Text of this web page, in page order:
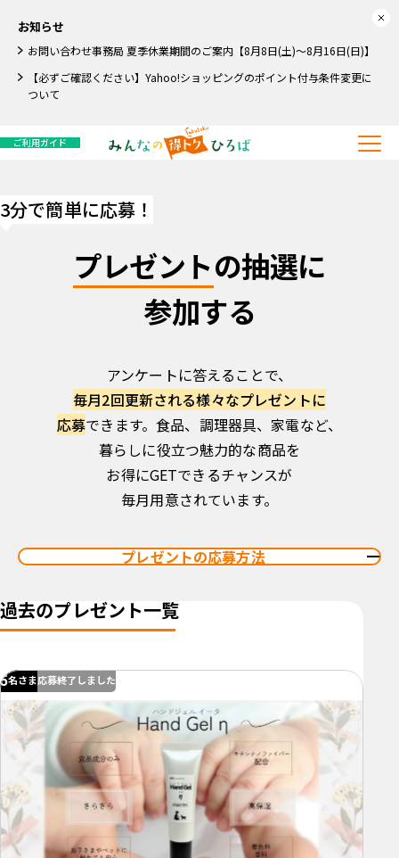
お知らせ
お問い合わせ事務局 夏季休業期間のご案内【8月8日(土)～8月16日(日)】
【必ずご確認ください】Yahoo!ショッピングのポイント付与条件変更に
ついて
ご利用ガイド
3分で簡単に応募！
プレゼントの抽選に
参加する
アンケートに答えることで、
毎月2回更新される様々なプレゼントに
応募できます。食品、調理器具、家電など、
暮らしに役立つ魅力的な商品を
お得にGETできるチャンスが
毎月用意されています。
プレゼントの応募方法
過去のプレゼント一覧
5名さま応募終了しました